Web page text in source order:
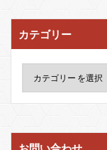
カテゴリー